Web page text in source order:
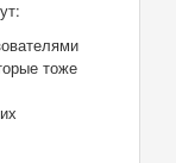
тоже